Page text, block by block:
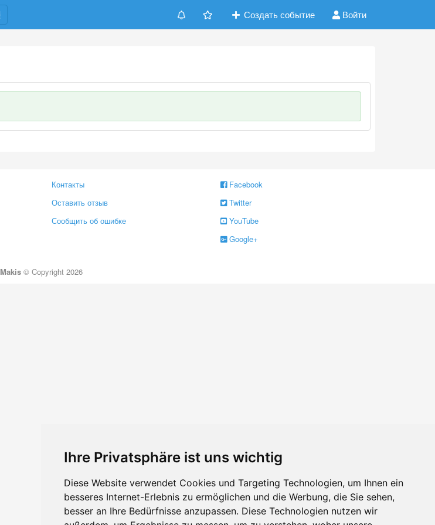
Ihre Privatsphäre ist uns wichtig
Diese Website verwendet Cookies und Targeting Technologien, um Ihnen ein
besseres Internet-Erlebnis zu ermöglichen und die Werbung, die Sie sehen,
besser an Ihre Bedürfnisse anzupassen. Diese Technologien nutzen wir
Создать событие Войти
Контакты
Оставить отзыв
Сообщить об ошибке
Facebook
Twitter
YouTube
Google+
Makis© Copyright 2026